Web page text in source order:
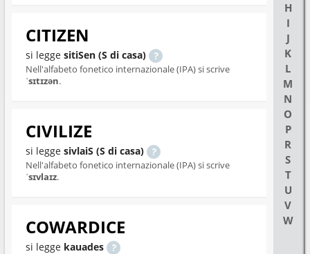
H
I
J
K
L
M
N
O
P
R
S
T
U
V
W
CITIZEN
si legge sitiSen (S di casa)
Nell'alfabeto fonetico internazionale (IPA) si scrive
ˈsɪtɪzən.
CIVILIZE
si legge sivlaiS (S di casa)
Nell'alfabeto fonetico internazionale (IPA) si scrive
ˈsɪvlaɪz.
COWARDICE
si legge kauades